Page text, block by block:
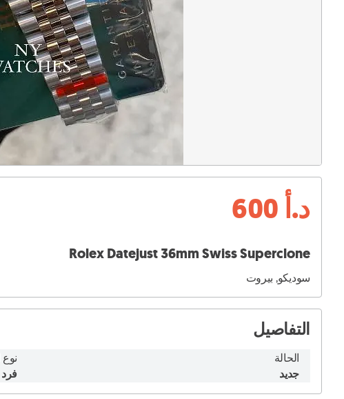
د.أ 600
Rolex Datejust 36mm Swiss Superclone
سوديكو, بيروت
التفاصيل
الحالة
جديد
نوع
فرد